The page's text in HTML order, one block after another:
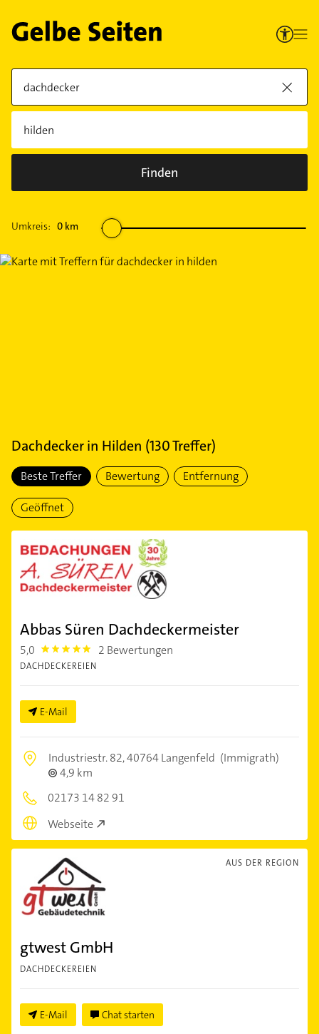
Finden
Umkreis: 0 km
Dachdeckerin Hilden (130Treffer)
Beste Treffer Bewertung Entfernung
Geöffnet
Abbas Süren Dachdeckermeister
5,0 5.0 2 Bewertungen
DACHDECKEREIEN
E-Mail
Industriestr. 82,40764 Langenfeld (Immigrath)
4,9 km
02173 14 82 91
Webseite
AUS DER REGION
gtwest GmbH
DACHDECKEREIEN
E-Mail Chat starten